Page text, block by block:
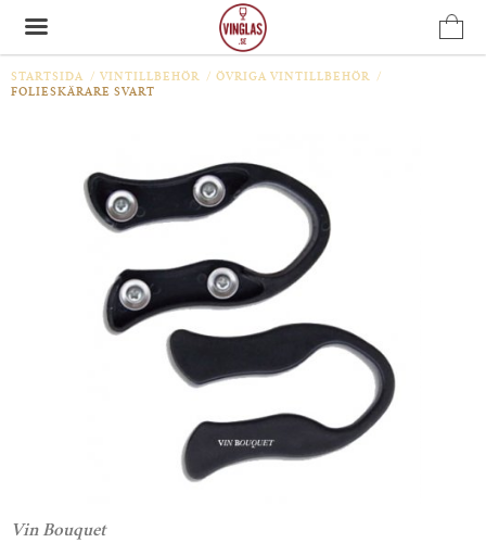
Produkten har blivit tillagd i varukorgen
STARTSIDA / VINTILLBEHÖR / ÖVRIGA VINTILLBEHÖR /
FOLIESKÄRARE SVART
Vin Bouquet